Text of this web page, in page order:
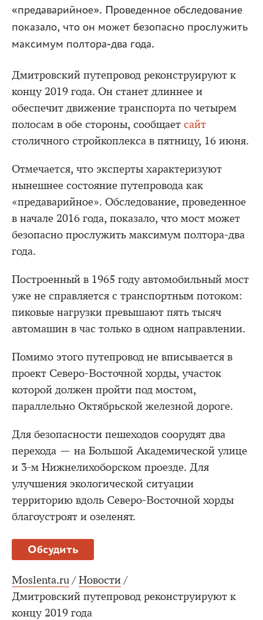
«предаварийное». Проведенное обследование
показало, что он может безопасно прослужить
максимум полтора-два года.
Дмитровский путепровод реконструируют к
концу 2019 года. Он станет длиннее и
обеспечит движение транспорта по четырем
полосам в обе стороны, сообщает сайт
столичного стройкоплекса в пятницу, 16 июня.
Отмечается, что эксперты характеризуют
нынешнее состояние путепровода как
«предаварийное». Обследование, проведенное
в начале 2016 года, показало, что мост может
безопасно прослужить максимум полтора-два
года.
Построенный в 1965 году автомобильный мост
уже не справляется с транспортным потоком:
пиковые нагрузки превышают пять тысяч
автомашин в час только в одном направлении.
Помимо этого путепровод не вписывается в
проект Северо-Восточной хорды, участок
которой должен пройти под мостом,
параллельно Октябрьской железной дороге.
Для безопасности пешеходов соорудят два
перехода — на Большой Академической улице
и 3-м Нижнелихоборском проезде. Для
улучшения экологической ситуации
территорию вдоль Северо-Восточной хорды
благоустроят и озеленят.
Обсудить
Moslenta.ru / Новости /
Дмитровский путепровод реконструируют к
концу 2019 года